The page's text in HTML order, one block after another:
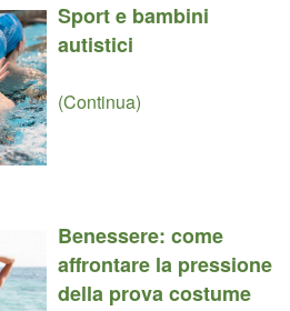
Sport e bambini
autistici
(Continua)
Benessere: come
affrontare la pressione
della prova costume